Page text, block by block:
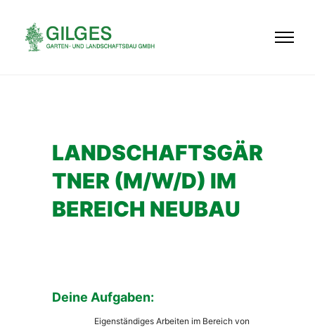
LANDSCHAFTSGÄR
TNER (M/W/D) IM
BEREICH NEUBAU
Deine Aufgaben:
Eigenständiges Arbeiten im Bereich von